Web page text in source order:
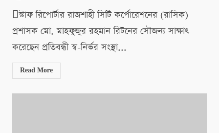
স্টাফ রিপোর্টার রাজশাহী সিটি কর্পোরেশনের (রাসিক)
প্রশাসক মো. মাহফুজুর রহমান রিটনের সৌজন্য সাক্ষাৎ
করেছেন প্রতিবন্ধী স্ব-নির্ভর সংস্থা...
Read More